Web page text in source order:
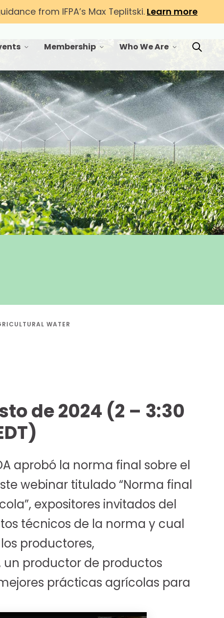
from IFPA’s Max Teplitski.Learn more
toggle menu for Membership
Membership
toggle menu for Who We
Who We Are
WATER
de 2024 (2 – 3:30
aprobó la norma final sobre el
webinar titulado “Norma final
expositores invitados del
técnicos de la norma y cual
productores,
productor de productos
prácticas agrícolas para